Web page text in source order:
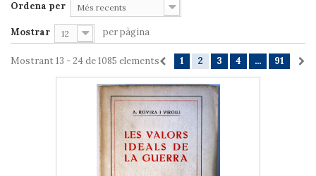
Ordena per Més recents
Mostrar 12 per pàgina
1 2 3 4 ... 91
Mostrant 13 - 24 de 1085 elements